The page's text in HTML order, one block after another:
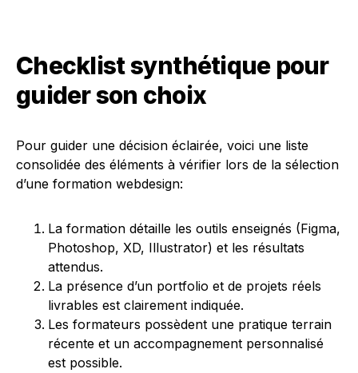
Checklist synthétique pour
guider son choix
Pour guider une décision éclairée, voici une liste
consolidée des éléments à vérifier lors de la sélection
d’une formation webdesign:
La formation détaille les outils enseignés (Figma,
Photoshop, XD, Illustrator) et les résultats
attendus.
La présence d’un portfolio et de projets réels
livrables est clairement indiquée.
Les formateurs possèdent une pratique terrain
récente et un accompagnement personnalisé
est possible.